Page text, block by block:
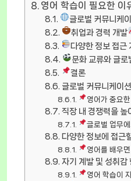
영어 학습이 필요한 이
글로벌 커뮤니케
취업과 경력 개발
다양한 정보 접근
문화 교류와 글로
결론
글로벌 커뮤니케이
영어가 중요
직장 내 경쟁력을 높
글로벌 업무
다양한 정보에 접근
영어를 배우
자기 계발 및 성취감
영어 학습이